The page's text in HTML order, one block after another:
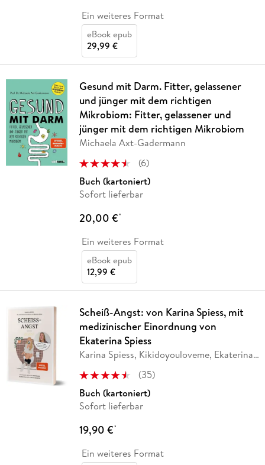
Ein weiteres Format
eBook epub
29,99 €
Gesund mit Darm. Fitter, gelassener
und jünger mit dem richtigen
Mikrobiom: Fitter, gelassener und
jünger mit dem richtigen Mikrobiom
Michaela Axt-Gadermann
(6)
Buch (kartoniert)
Sofort lieferbar
20,00 €*
Ein weiteres Format
eBook epub
12,99 €
Scheiß-Angst: von Karina Spiess, mit
medizinischer Einordnung von
Ekaterina Spiess
Karina Spiess, Kikidoyouloveme, Ekaterina
(35)
Buch (kartoniert)
Sofort lieferbar
19,90 €*
Ein weiteres Format